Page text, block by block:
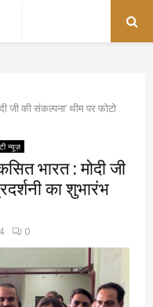
जी की संकल्पना’ थीम पर फोटो
न्यूज़
भारत : मोदी जी
का शुभारंभ
0